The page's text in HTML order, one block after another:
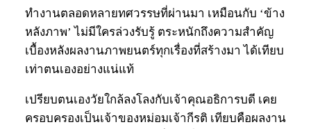
ทำงานตลอดหลายทศวรรษที่ผ่านมา เหมือนกับ ‘ข้าง
หลังภาพ’ ไม่มีใครล่วงรับรู้ ตระหนักถึงความสำคัญ
เบื้องหลังผลงานภาพยนตร์ทุกเรื่องที่สร้างมา ได้เทียบ
เท่าตนเองอย่างแน่แท้
เปรียบตนเองวัยใกล้ลงโลงกับเจ้าคุณอธิการบดี เคย
ครอบครองเป็นเจ้าของหม่อมเจ้ากีรติ เทียบคือผลงาน